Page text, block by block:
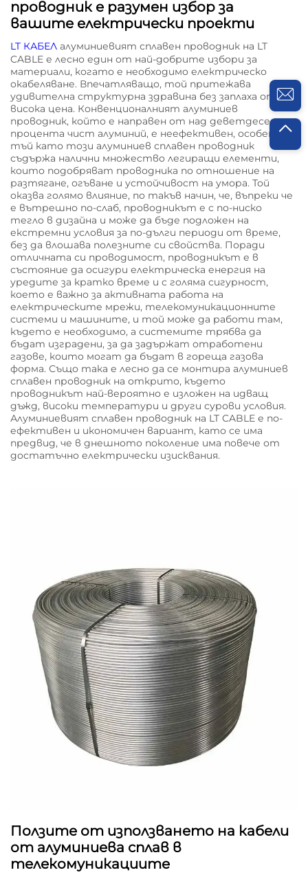
проводник е разумен избор за
вашите електрически проекти
LT КАБЕЛ алуминиевият сплавен проводник на LT
CABLE е лесно един от най-добрите избори за
материали, когато е необходимо електрическо
окабеляване. Впечатляващо, той притежава
удивителна структурна здравина без заплаха от
висока цена. Конвенционалният алуминиев
проводник, който е направен от над деветдесет
процента чист алуминий, е неефективен, особено
тъй като този алуминиев сплавен проводник
съдържа налични множество легиращи елементи,
които подобряват проводника по отношение на
разтягане, огъване и устойчивост на умора. Той
оказва голямо влияние, по такъв начин, че, въпреки че
е вътрешно по-слаб, проводникът е с по-ниско
тегло в дизайна и може да бъде подложен на
екстремни условия за по-дълги периоди от време,
без да влошава полезните си свойства. Поради
отличната си проводимост, проводникът е в
състояние да осигури електрическа енергия на
уредите за кратко време и с голяма сигурност,
което е важно за активната работа на
електрическите мрежи, телекомуникационните
системи и машините, и той може да работи там,
където е необходимо, а системите трябва да
бъдат изградени, за да задържат отработени
газове, които могат да бъдат в гореща газова
форма. Също така е лесно да се монтира алуминиев
сплавен проводник на открито, където
проводникът най-вероятно е изложен на идващ
дъжд, високи температури и други сурови условия.
Алуминиевият сплавен проводник на LT CABLE е по-
ефективен и икономичен вариант, като се има
предвид, че в днешното поколение има повече от
достатъчно електрически изисквания.
Ползите от използването на кабели
от алуминиева сплав в
телекомуникациите